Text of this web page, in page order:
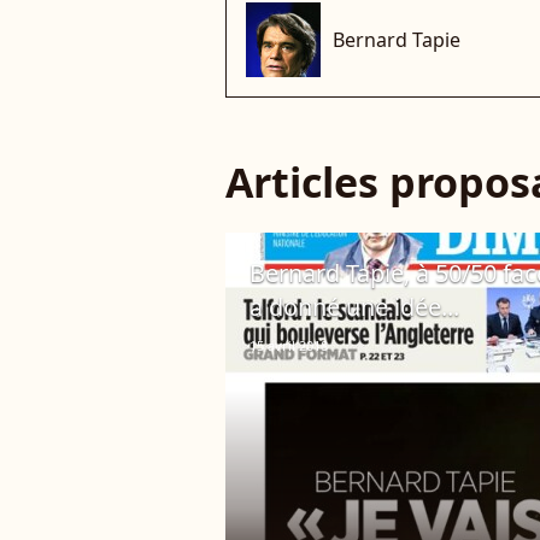
Bernard Tapie
Articles
Bernard Tapie, à 50/50
a donné une idée...
15 avril 2018